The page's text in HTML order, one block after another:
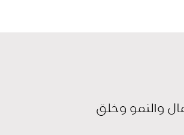
والنمو وخلق